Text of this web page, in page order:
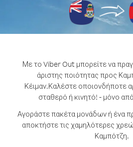
Με το Viber Out μπορείτε να
άριστης ποιότητας προς
Κέιμαν.Καλέστε οποιονδήποτε
σταθερό ή κινητό! - μόνο
Αγοράστε πακέτα μονάδων ή ένα
αποκτήστε τις χαμηλότερες
Καμπότζη.